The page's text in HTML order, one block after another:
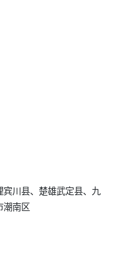
宾川县、楚雄武定县、九
潮南区